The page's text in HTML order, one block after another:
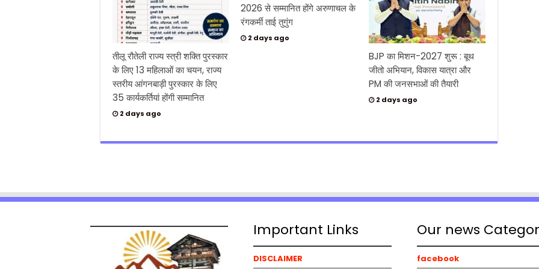
तीलू रौतेली राज्य स्त्री शक्ति पुरस्कार
के लिए 13 महिलाओं का चयन, राज्य
स्तरीय आंगनबाड़ी पुरस्कार के लिए
35 कार्यकर्तियां होंगी सम्मानित
2 days ago
2026 से सम्मानित होंगे अरुणाचल के
रंगकर्मी ताई तुगुंग
2 days ago
BJP का मिशन-2027 शुरू : बूथ
जीतो अभियान, विकास यात्रा और
PM की जनसभाओं की तैयारी
2 days ago
Important Links
DISCLAIMER
Our news
facebook